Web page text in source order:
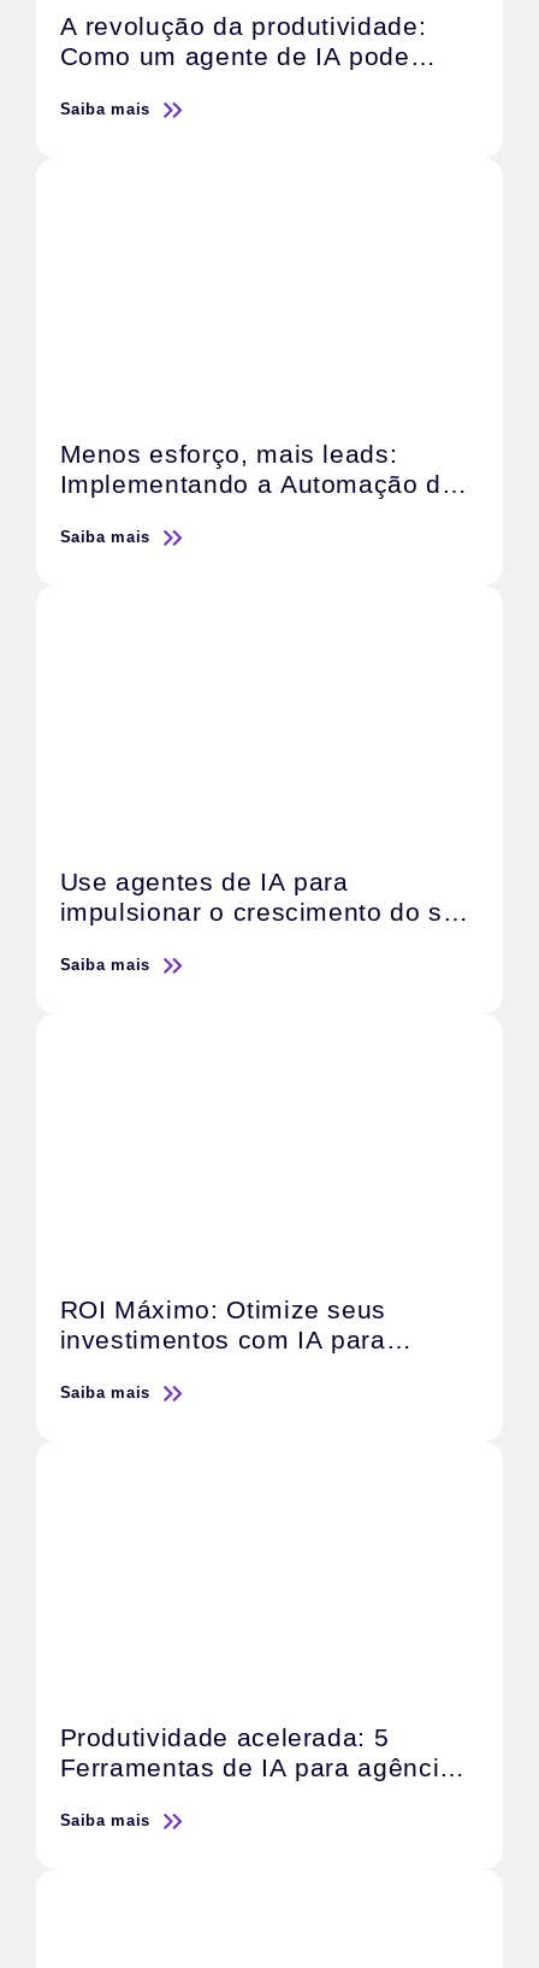
A revolução da produtividade:
Como um agente de IA pode
agência de marketing
Saiba mais
Menos esforço, mais leads:
Implementando a Automação de
Saiba mais
Use agentes de IA para
impulsionar o crescimento do seu
Saiba mais
ROI Máximo: Otimize seus
investimentos com IA para
Saiba mais
Produtividade acelerada: 5
Ferramentas de IA para agências
Saiba mais